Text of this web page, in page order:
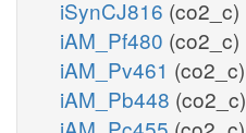
iSynCJ816 (co2_c)
iAM_Pf480 (co2_c)
iAM_Pv461 (co2_c)
iAM_Pb448 (co2_c)